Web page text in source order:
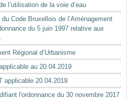
l’utilisation de la voie d’eau
Code Bruxellois de l’Aménagement
du 5 juin 1997 relative aux
Régional d’Urbanisme
au 20.04.2019
applicable 20.04.2019
l'ordonnance du 30 novembre 2017